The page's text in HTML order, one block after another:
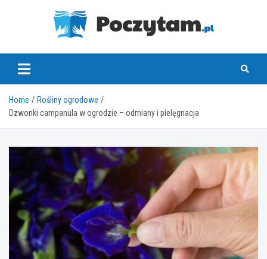
poczytam.pl
Home
Rośliny ogrodowe
Dzwonki campanula w ogrodzie – odmiany i pielęgnacja